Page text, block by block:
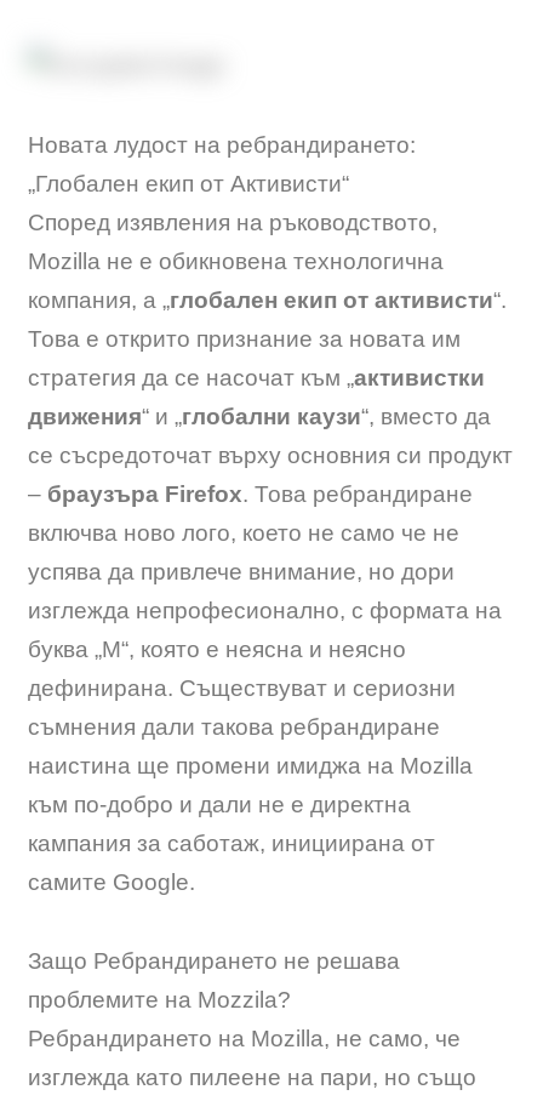
Новата лудост на ребрандирането:
„Глобален екип от Активисти“
Според изявления на ръководството,
Mozilla не е обикновена технологична
компания, а „глобален екип от активисти“.
Това е открито признание за новата им
стратегия да се насочат към „активистки
движения“ и „глобални каузи“, вместо да
се съсредоточат върху основния си продукт
– браузъра Firefox. Това ребрандиране
включва ново лого, което не само че не
успява да привлече внимание, но дори
изглежда непрофесионално, с формата на
буква „M“, която е неясна и неясно
дефинирана. Съществуват и сериозни
съмнения дали такова ребрандиране
наистина ще промени имиджа на Mozilla
към по-добро и дали не е директна
кампания за саботаж, инициирана от
самите Google.
Защо Ребрандирането не решава
проблемите на Mozzila?
Ребрандирането на Mozilla, не само, че
изглежда като пилеене на пари, но също